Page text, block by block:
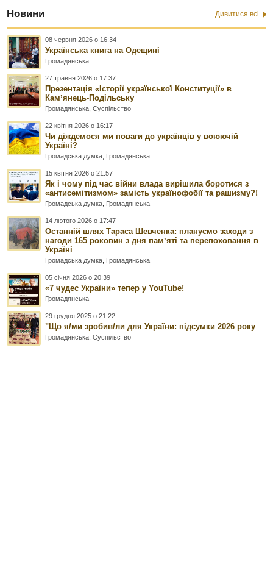
Новини Дивитися всі
08 червня 2026 о 16:34
Українська книга на Одещині
Громадянська
27 травня 2026 о 17:37
Презентація «Історії української Конституції» в
Камʼянець-Подільську
Громадянська ,Суспільство
22 квітня 2026 о 16:17
Чи діждемося ми поваги до українців у воюючій
Україні?
Громадська думка Громадянська
15 квітня 2026 о 21:57
Як і чому під час війни влада вирішила боротися з
«антисемітизмом» замість українофобії та рашизму?!
Громадська думка Громадянська
14 лютого 2026 о 17:47
Останній шлях Тараса Шевченка: плануємо заходи з
нагоди 165 роковин з дня памʼяті та перепоховання в
Україні
Громадська думка Громадянська
05 січня 2026 о 20:39
«7 чудес України» тепер у YouTube!
Громадянська
29 грудня 2025 о 21:22
"Що я/ми зробив/ли для України: підсумки 2026 року
Громадянська ,Суспільство